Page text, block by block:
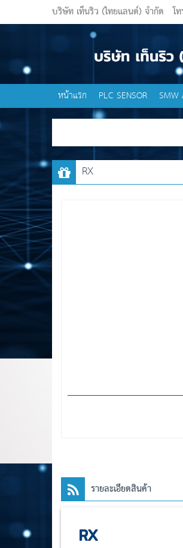
บริษัท เท็นริว (ไทยแลนด์) จำกัด โ
หน้าแรก PLC SENSOR SMW
RX
รายละเอียดสินค้า
RX